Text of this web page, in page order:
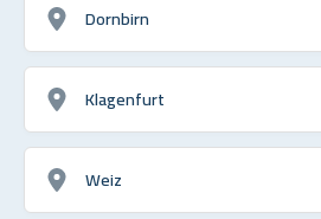
Dornbirn
Klagenfurt
Weiz